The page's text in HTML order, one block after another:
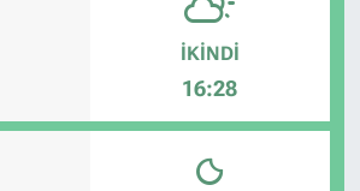
İKINDI
16:28